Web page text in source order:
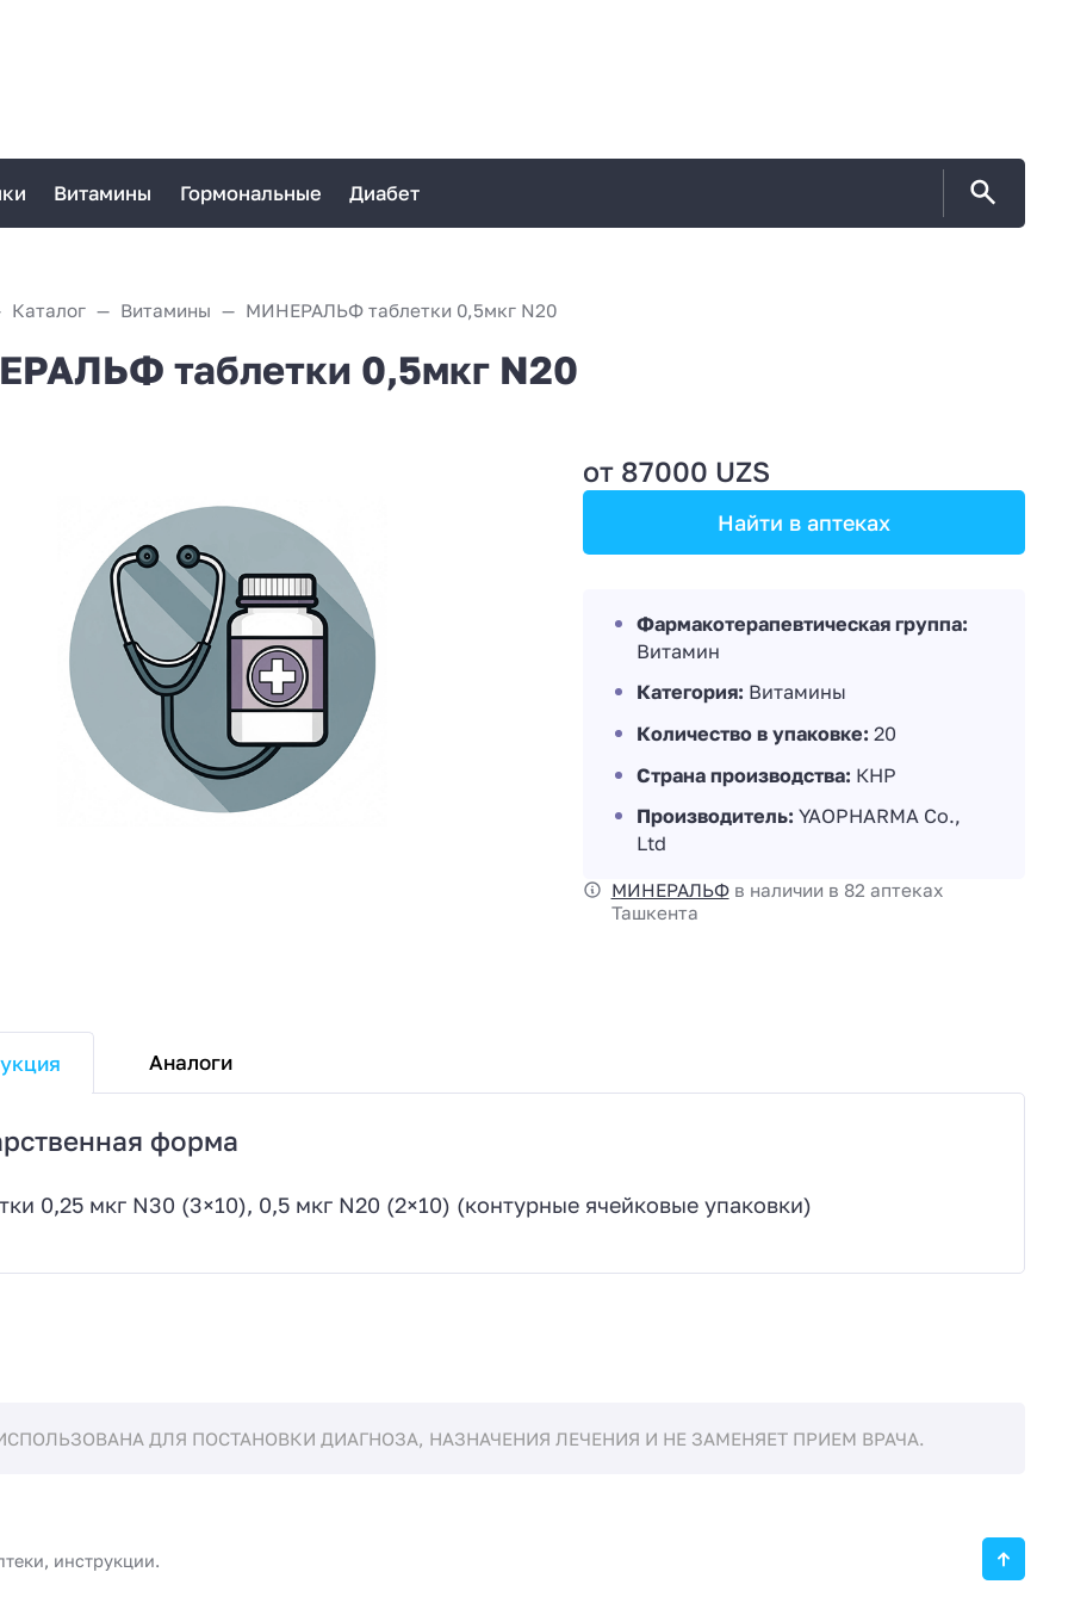
Витамины Гормональные Диабет
Каталог Витамины МИНЕРАЛЬФ таблетки 0,5мкг N20
таблетки 0,5мкг N20
от 87000 UZS
Найти в аптеках
Фармакотерапевтическая группа:
Витамин
Категория: Витамины
Количество в упаковке: 20
Страна производства: КНР
Производитель: YAOPHARMA Co.,
Ltd
МИНЕРАЛЬФв наличии в 82 аптеках
Ташкента
Аналоги
форма
0,25 мкг N30 (3×10), 0,5 мкг N20 (2×10) (контурные ячейковые упаковки)
ДЛЯ ПОСТАНОВКИ ДИАГНОЗА, НАЗНАЧЕНИЯ ЛЕЧЕНИЯ И НЕ ЗАМЕНЯЕТ ПРИЕМ ВРАЧА.
инструкции.